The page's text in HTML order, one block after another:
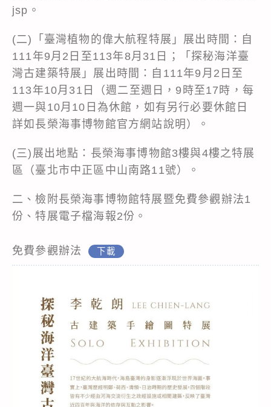
jsp。
(二)「臺灣植物的偉大航程特展」展出時間：自
111年9月2日至113年8月31日；「探秘海洋臺
灣古建築特展」展出時間：自111年9月2日至
113年10月31日（週二至週日，9時至17時，每
週一與10月10日為休館，如有另行必要休館日
詳如長榮海事博物館官方網站說明）。
(三)展出地點：長榮海事博物館3樓與4樓之特展
區（臺北市中正區中山南路11號）。
二、檢附長榮海事博物館特展暨免費參觀辦法1
份、特展電子檔海報2份。
免費參觀辦法 下載